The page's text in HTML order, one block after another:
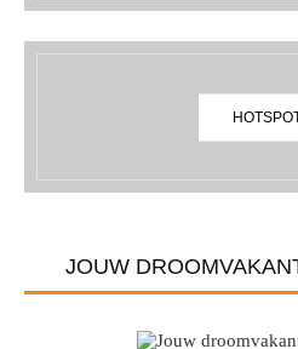
JOUW